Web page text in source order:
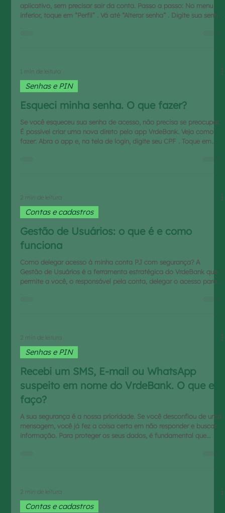
aplicativo, sem precisar sair da conta. Passo a passo: No menu
inferior, toque em “Perfil” . Vá até “Alterar senha” . Digite sua senha
1 min de leitura
Senhas e PIN
Esqueci minha senha. O que fazer?
Se você esqueceu sua senha de acesso, não precisa se preocupar.
É possível criar uma nova direto pelo app VrdeBank. Veja como
fazer: Abra o app e, na tela de login, digite seu CPF . Toque em
2 min de leitura
Contas e cadastros
Gestão de Usuários: o que é e como
funciona
Como delegar acesso à minha conta PJ com segurança? A
Gestão de Usuários é a ferramenta estratégica do VrdeBank que
permite a você, o responsável pela conta, delegar o acesso para
2 min de leitura
Senhas e PIN
Recebi um SMS, E-mail ou WhatsApp
suspeito em nome do VrdeBank. O que eu
faço?
A sua segurança é a nossa prioridade. Se você desconfiou de uma
mensagem, você já fez a coisa certa em não responder e buscar
informação. Para proteger os seus dados, é fundamental que
2 min de leitura
Contas e cadastros